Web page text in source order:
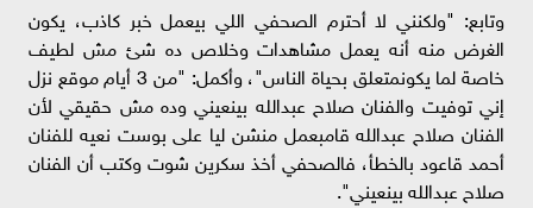
وتابع: "ولكنني لا أحترم الصحفي اللي بيعمل خبر كاذب، يكون
الغرض منه أنه يعمل مشاهدات وخلاص ده شئ مش لطيف
خاصة لما يكونمتعلق بحياة الناس"، وأكمل: "من 3 أيام موقع نزل
إني توفيت والفنان صلاح عبدالله بينعيني وده مش حقيقي لأن
الفنان صلاح عبدالله قامبعمل منشن ليا على بوست نعيه للفنان
أحمد قاعود بالخطأ، فالصحفي أخذ سكرين شوت وكتب أن الفنان
صلاح عبدالله بينعيني".